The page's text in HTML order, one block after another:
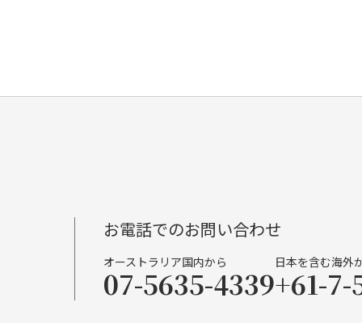
お電話でのお問い合わせ
オーストラリア国内から
07-5635-4339
日本を含む海外
+61-